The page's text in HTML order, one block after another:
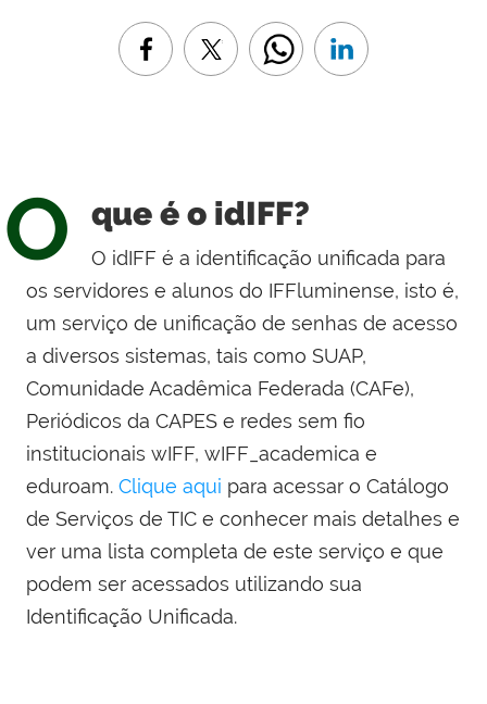
O que é o idIFF?
O idIFF é a identificação unificada para
os servidores e alunos do IFFluminense, isto é,
um serviço de unificação de senhas de acesso
a diversos sistemas, tais como SUAP,
Comunidade Acadêmica Federada (CAFe),
Periódicos da CAPES e redes sem fio
institucionais wIFF, wIFF_academica e
eduroam. Clique aqui para acessar o Catálogo
de Serviços de TIC e conhecer mais detalhes e
ver uma lista completa de este serviço e que
podem ser acessados utilizando sua
Identificação Unificada.